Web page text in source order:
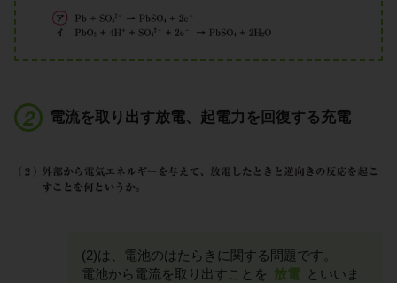
電流を取り出す放電、起電力を回復する充電
(2)は、電池のはたらきに関する問題です。
電池から電流を取り出すことを 放電 といいま